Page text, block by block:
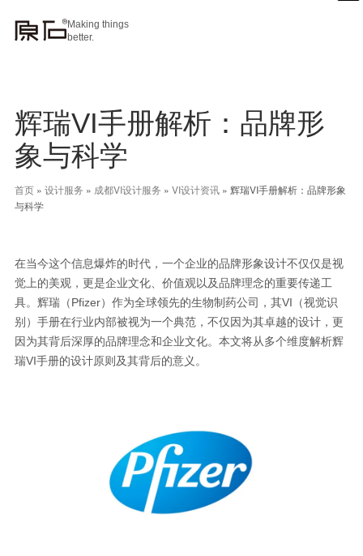
Making things
better.
辉瑞VI手册解析：品牌形
象与科学
首页 » 设计服务 » 成都VI设计服务 » VI设计资讯 » 辉瑞VI手册解析：品牌形象
与科学
在当今这个信息爆炸的时代，一个企业的品牌形象设计不仅仅是视
觉上的美观，更是企业文化、价值观以及品牌理念的重要传递工
具。辉瑞（Pfizer）作为全球领先的生物制药公司，其VI（视觉识
别）手册在行业内部被视为一个典范，不仅因为其卓越的设计，更
因为其背后深厚的品牌理念和企业文化。本文将从多个维度解析辉
瑞VI手册的设计原则及其背后的意义。